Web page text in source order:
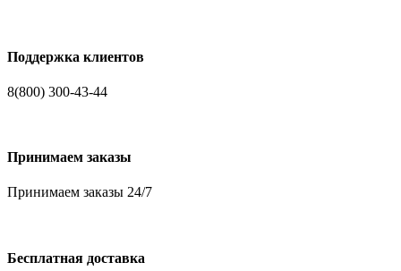
Поддержка клиентов
8(800) 300-43-44
Принимаем заказы
Принимаем заказы 24/7
Бесплатная доставка